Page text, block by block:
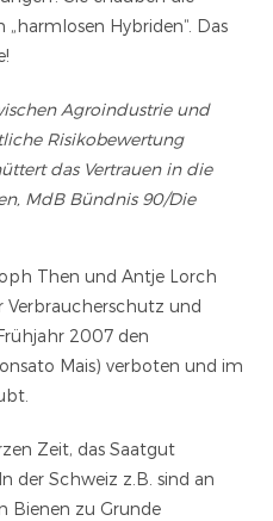
Hybriden“. Das
Agroindustrie und
Risikobewertung
das Vertrauen in die
MdB Bündnis 90/Die
Then und Antje Lorch
Verbraucherschutz und
2007 den
Mais) verboten und im
Zeit, das Saatgut
der Schweiz z.B. sind an
Bienen zu Grunde